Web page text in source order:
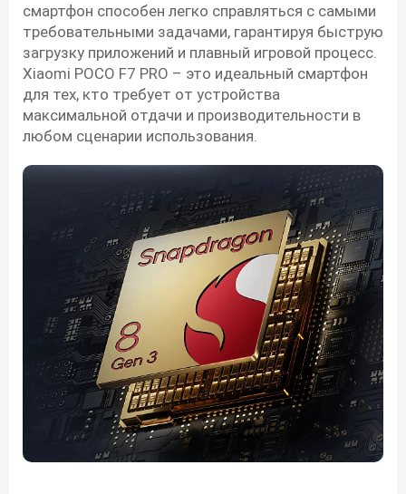
смартфон способен легко справляться с самыми
требовательными задачами, гарантируя быструю
загрузку приложений и плавный игровой процесс.
Xiaomi POCO F7 PRO – это идеальный смартфон
для тех, кто требует от устройства
максимальной отдачи и производительности в
любом сценарии использования.